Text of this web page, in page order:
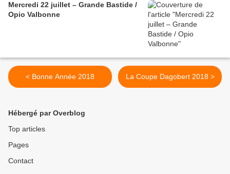
Mercredi 22 juillet – Grande Bastide /
Opio Valbonne
< Bonne Année 2018 La Coupe Dagobert 2018 >
Hébergé par Overblog
Top articles
Pages
Contact